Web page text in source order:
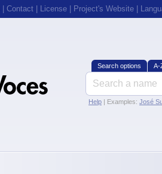
Contact License Project's Website |
Search options A-
Help | Examples: José